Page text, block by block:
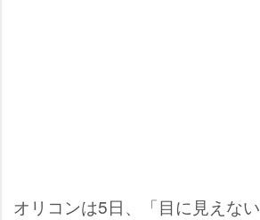
オリコンは5日、「目に見えない